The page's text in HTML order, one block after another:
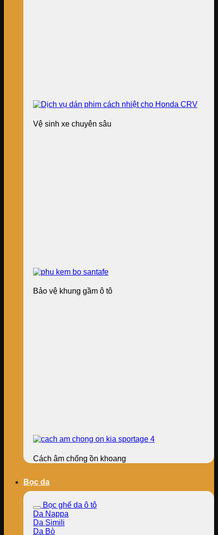
Vệ sinh xe chuyên sâu
Bảo vệ khung gầm ô tô
Cách âm chống ồn khoang
Bọc da
Bọc ghế da ô tô
Da Nappa
Da Simili
Da Bò